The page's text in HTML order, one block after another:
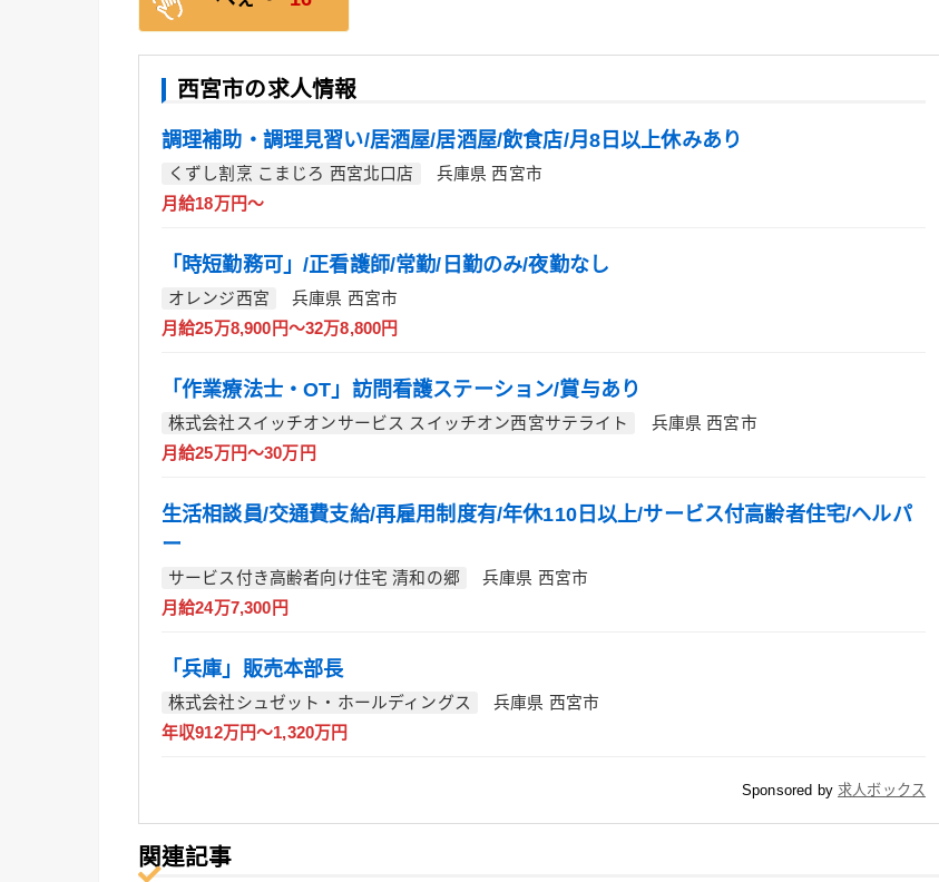
西宮市の求人情報
調理補助・調理見習い/居酒屋/居酒屋/飲食店/月8日以上休みあり
くずし割烹 こまじろ 西宮北口店
兵庫県 西宮市
月給18万円～
「時短勤務可」/正看護師/常勤/日勤のみ/夜勤なし
オレンジ西宮
兵庫県 西宮市
月給25万8,900円～32万8,800円
「作業療法士・OT」訪問看護ステーション/賞与あり
株式会社スイッチオンサービス スイッチオン西宮サテライト
兵庫県 西宮市
月給25万円～30万円
生活相談員/交通費支給/再雇用制度有/年休110日以上/サービス付高齢者住宅/ヘルパ
ー
サービス付き高齢者向け住宅 清和の郷
兵庫県 西宮市
月給24万7,300円
「兵庫」販売本部長
株式会社シュゼット・ホールディングス
兵庫県 西宮市
年収912万円～1,320万円
Sponsored by 求人ボックス
関連記事